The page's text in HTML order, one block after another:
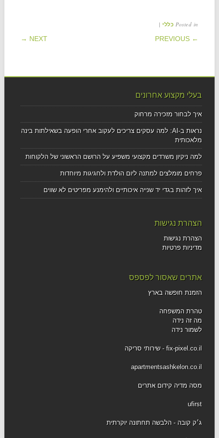
Posted in כללי |
POST NAVIGATION
← PREVIOUS
NEXT →
בעלי מקצוע אחרונים
איך לבחור מזכירה מרחוק
נראות ב-AI: למה עסקים צריכים לעקוב אחרי הופעה בשאילתות בינה
מלאכותית
למה ניקיון משרדים מקצועי משפיע על הרושם הראשוני של הלקוחות
פרחים מומלצים למתנה ליום הולדת ולחגיגות מיוחדות
איך לזהות בגדי יד שנייה איכותיים ולהימנע מפריטים לא שווים
הצהרת נגישות
הצהרת נגישות
מדיניות פרטיות
אתרים שאסור לפספס
הזמנת חופשה בארץ
טהרת המשפחה
מה זה נידה
לשמור נידה
fix-pixel.co.il - שירותי סריקה
apartmentsashkelon.co.il
מסה מדיה קידום אתרים
ufirst
ג׳ק קובה - הלבשה תחתונה יוקרתית